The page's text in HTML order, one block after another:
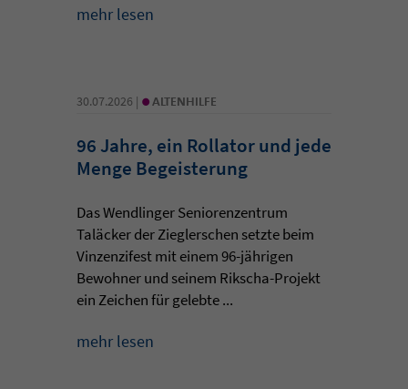
mehr lesen
30.07.2026 | • ALTENHILFE
96 Jahre, ein Rollator und jede
Menge Begeisterung
Das Wendlinger Seniorenzentrum
Taläcker der Zieglerschen setzte beim
Vinzenzifest mit einem 96-jährigen
Bewohner und seinem Rikscha-Projekt
ein Zeichen für gelebte ...
mehr lesen